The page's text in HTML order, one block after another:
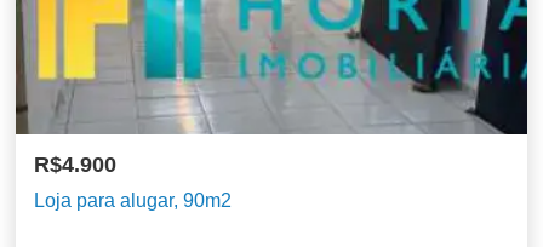
R$4.900
Loja para alugar, 90m2